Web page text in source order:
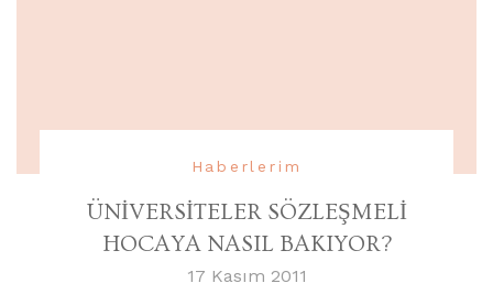
Haberlerim
ÜNİVERSİTELER SÖZLEŞMELİ
HOCAYA NASIL BAKIYOR?
17 Kasım 2011